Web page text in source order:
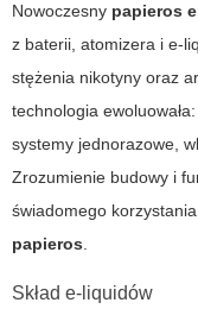
Nowoczesny papieros
z baterii, atomizera i e-
stężenia nikotyny oraz
technologia
systemy jednorazowe,
Zrozumienie budowy i
świadomego
papieros.
Skład e-liquidów